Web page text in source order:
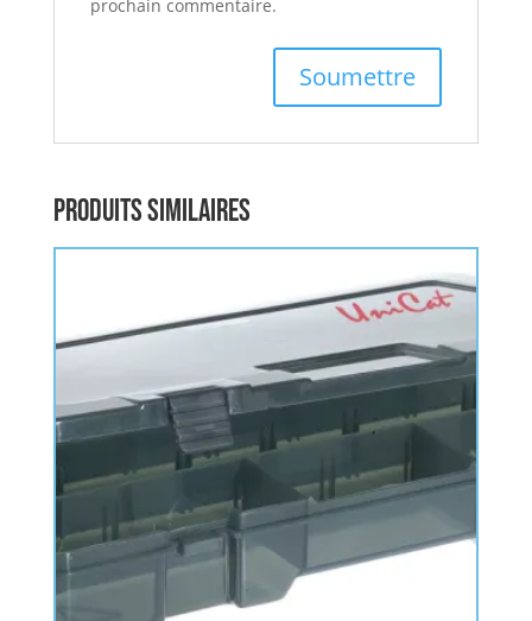
prochain commentaire.
Produits similaires